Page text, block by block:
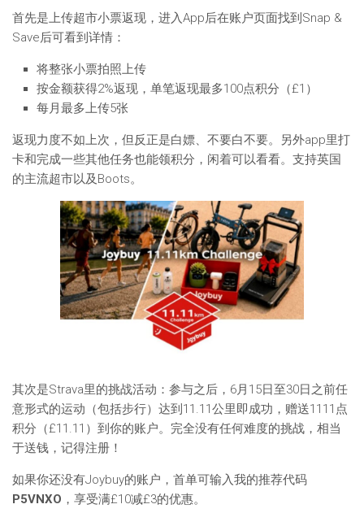
首先是上传超市小票返现，进入App后在账户页面找到Snap &
Save后可看到详情：
将整张小票拍照上传
按金额获得2%返现，单笔返现最多100点积分（£1）
每月最多上传5张
返现力度不如上次，但反正是白嫖、不要白不要。另外app里打
卡和完成一些其他任务也能领积分，闲着可以看看。支持英国
的主流超市以及Boots。
其次是Strava里的挑战活动：参与之后，6月15日至30日之前任
意形式的运动（包括步行）达到11.11公里即成功，赠送1111点
积分（£11.11）到你的账户。完全没有任何难度的挑战，相当
于送钱，记得注册！
如果你还没有Joybuy的账户，首单可输入我的推荐代码
P5VNXO ，享受满£10减£3的优惠。